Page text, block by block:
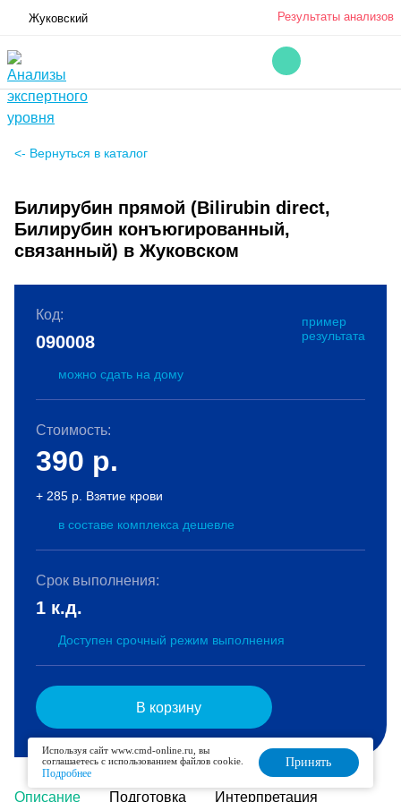
Жуковский Результаты анализов
<- Вернуться в каталог
Билирубин прямой (Bilirubin direct,
Билирубин конъюгированный,
связанный) в Жуковском
Описание Подготовка Интерпретация
Код:
пример
результата
090008
можно сдать на дому
Стоимость:
390 р.
+ 285 р. Взятие крови
в составе комплекса дешевле
Срок выполнения:
1 к.д.
Доступен срочный режим выполнения
В корзину
Используя сайт www.cmd-online.ru, вы
соглашаетесь с использованием файлов cookie.
Подробнее
Принять